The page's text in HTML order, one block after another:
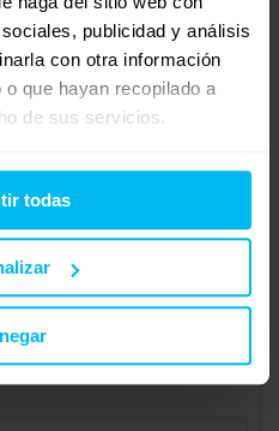
publicidad y análisis
con otra información
que hayan recopilado a
de sus servicios.
todas